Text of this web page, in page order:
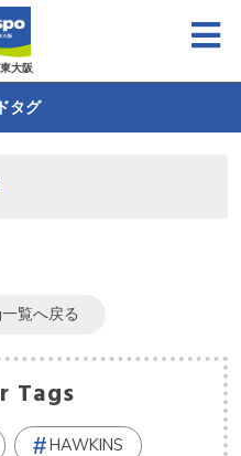
大阪
タグ
覧へ戻る
Tags
HAWKINS